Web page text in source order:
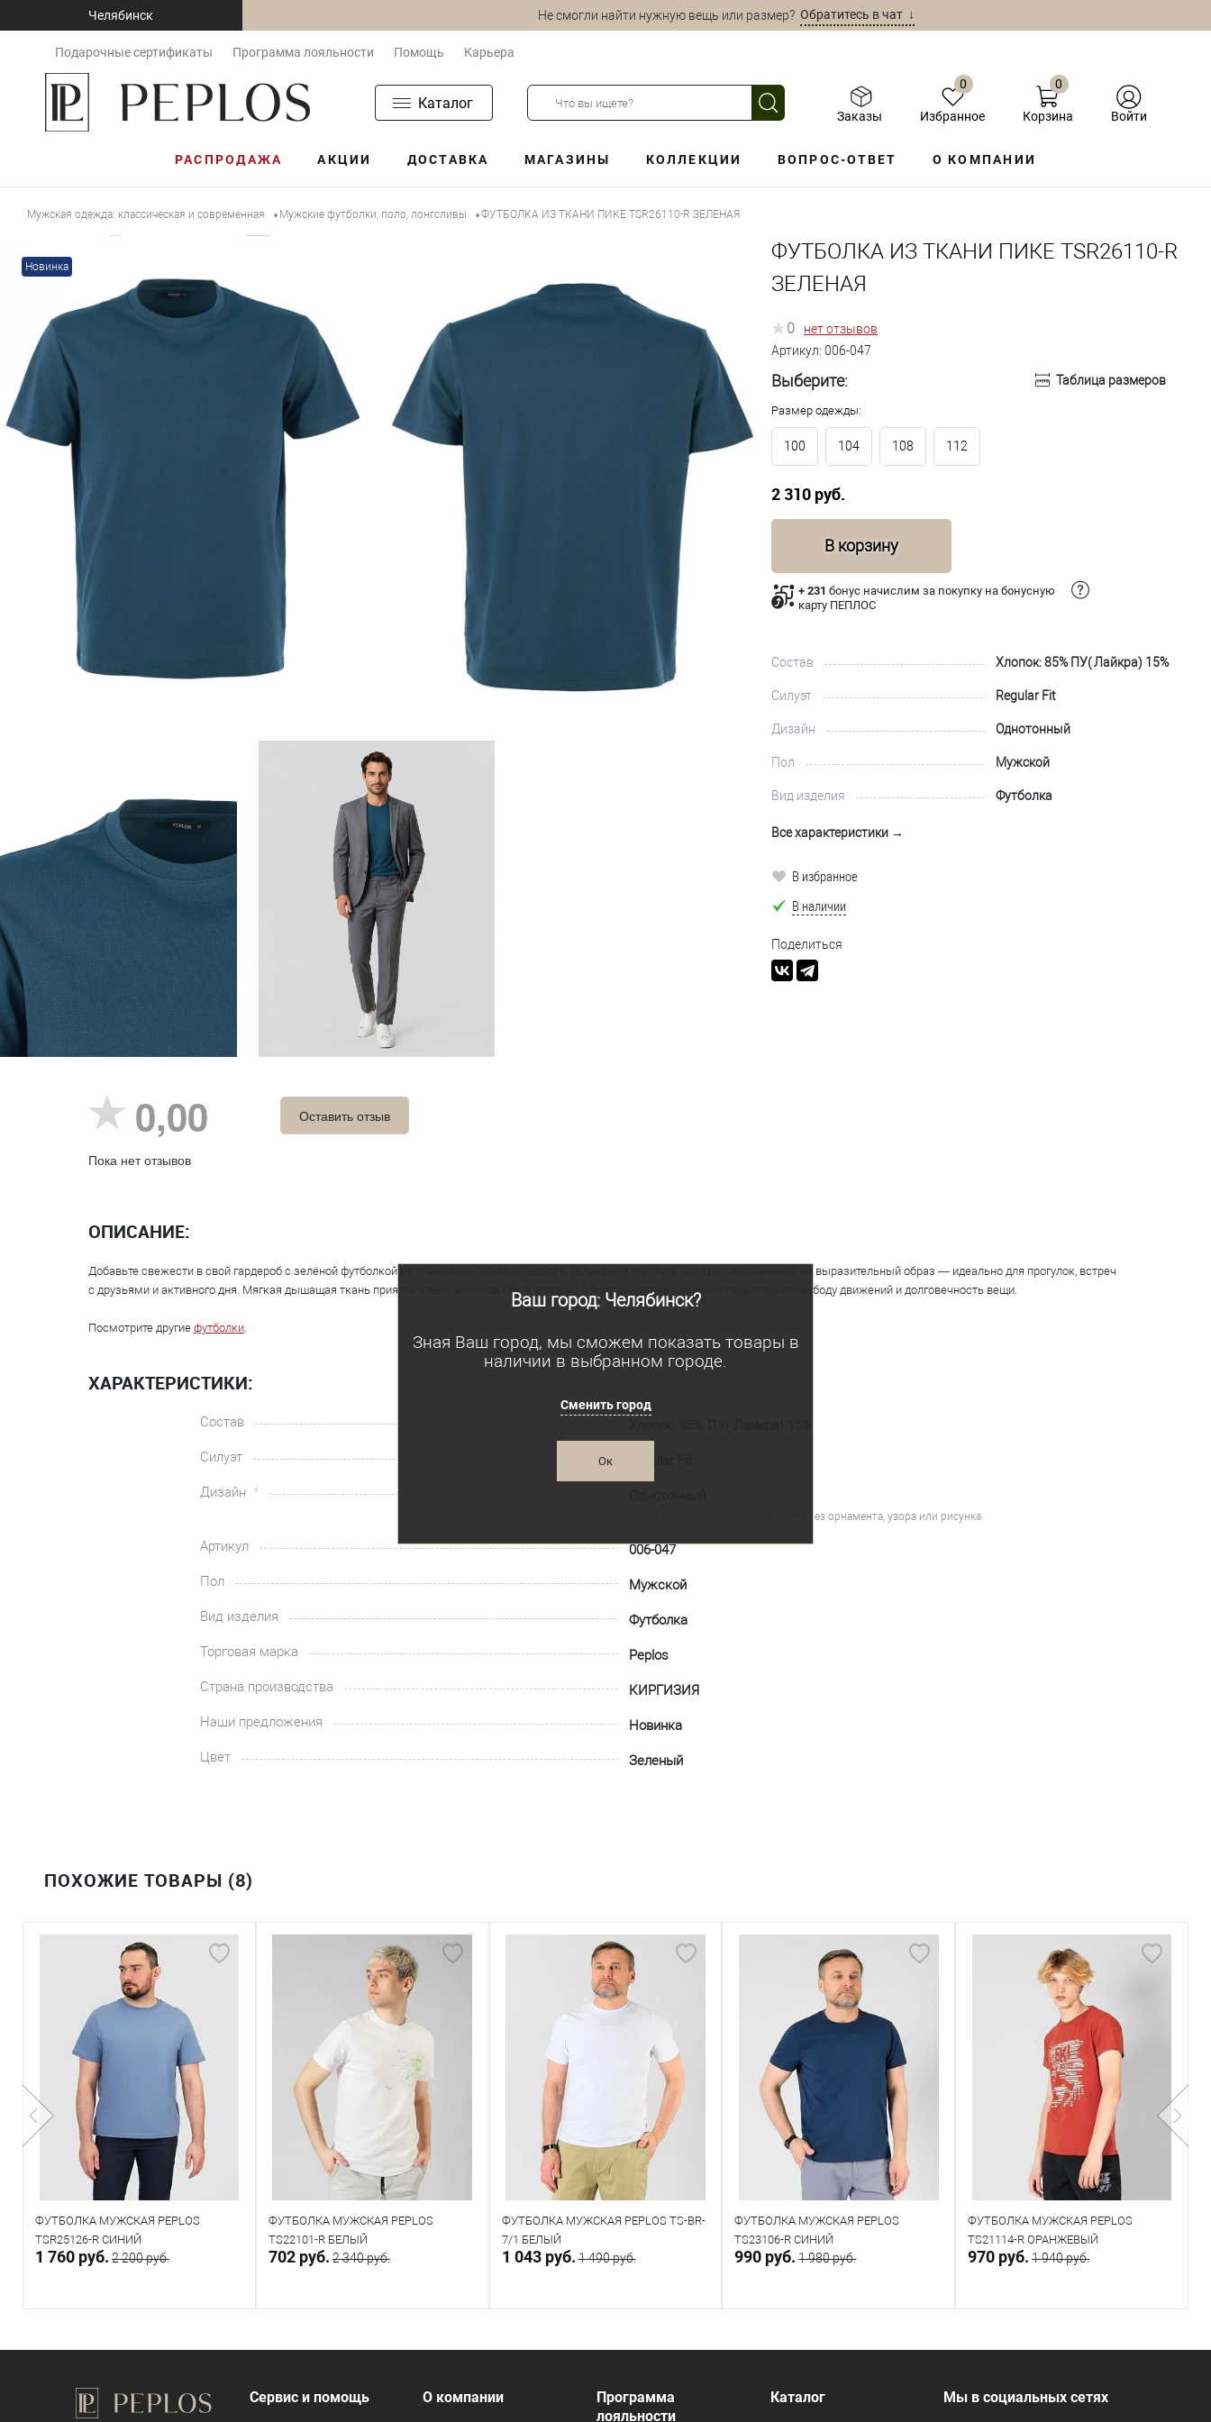
Челябинск
Ваш город: Челябинск?
Зная Ваш город, мы сможем показать товары в
наличии в выбранном городе.
Сменить город
Ок
Не смогли найти нужную вещь или размер?Обратитесь в чат ↓
Подарочные сертификаты Программа лояльности Помощь Карьера
Каталог
Заказы
0
Избранное
0
Корзина Войти
РАСПРОДАЖА АКЦИИ ДОСТАВКА МАГАЗИНЫ КОЛЛЕКЦИИ ВОПРОС-ОТВЕТ О КОМПАНИИ
Мужская одежда: классическая и современная • Мужские футболки, поло, лонгсливы •ФУТБОЛКА ИЗ ТКАНИ ПИКЕ TSR26110-R ЗЕЛЕНАЯ
Новинка
ФУТБОЛКА ИЗ ТКАНИ ПИКЕ TSR26110-R
ЗЕЛЕНАЯ
0
нет отзывов
Артикул: 006-047
Выберите: Таблица размеров
Размер одежды:
100 104 108 112
2 310 руб.
В корзину
+ 231 бонус начислим за покупку на бонусную
карту ПЕПЛОС
Состав Хлопок: 85% ПУ( Лайкра) 15%
Силуэт Regular Fit
Дизайн Однотонный
Пол Мужской
Вид изделия Футболка
Все характеристики →
В избранное
В наличии
Поделиться
0,00
Пока нет отзывов
Оставить отзыв
ОПИСАНИЕ:
Добавьте свежести в свой гардероб с зелёной футболкой из ткани пике. Круглый ворот и рельефная текстура создают лаконичный, но выразительный образ — идеально для прогулок, встреч
с друзьями и активного дня. Мягкая дышащая ткань приятна к телу, а состав (85 % хлопка, 15 % полиуретана / лайкры) гарантирует свободу движений и долговечность вещи.
Посмотрите другие футболки.
ХАРАКТЕРИСТИКИ:
Состав
Силуэт
Дизайн
Ткань изделия однородного цвета без орнамента, узора или рисунка
Артикул
006-047
Пол
Мужской
Вид изделия
Футболка
Торговая марка
Peplos
Страна производства
КИРГИЗИЯ
Наши предложения
Новинка
Цвет
Зеленый
ПОХОЖИЕ ТОВАРЫ (8)
ФУТБОЛКА МУЖСКАЯ PEPLOS
TSR25126-R СИНИЙ
1 760 руб. 2 200 руб.
В корзину
В наличии
Таблица размеров
ФУТБОЛКА МУЖСКАЯ PEPLOS
TS22101-R БЕЛЫЙ
702 руб. 2 340 руб.
В корзину
В наличии
ФУТБОЛКА МУЖСКАЯ PEPLOS TS-BR-
7/1 БЕЛЫЙ
1 043 руб. 1 490 руб.
В корзину
Таблица размеров
ФУТБОЛКА МУЖСКАЯ PEPLOS
TS23106-R СИНИЙ
990 руб. 1 980 руб.
Направить запрос
Под заказ
ФУТБОЛКА МУЖСКАЯ PEPLOS
TS21114-R ОРАНЖЕВЫЙ
970 руб. 1 940 руб.
В корзину
В наличии
Сервис и помощь О компании
Программа
лояльности
Каталог Мы в социальных сетях